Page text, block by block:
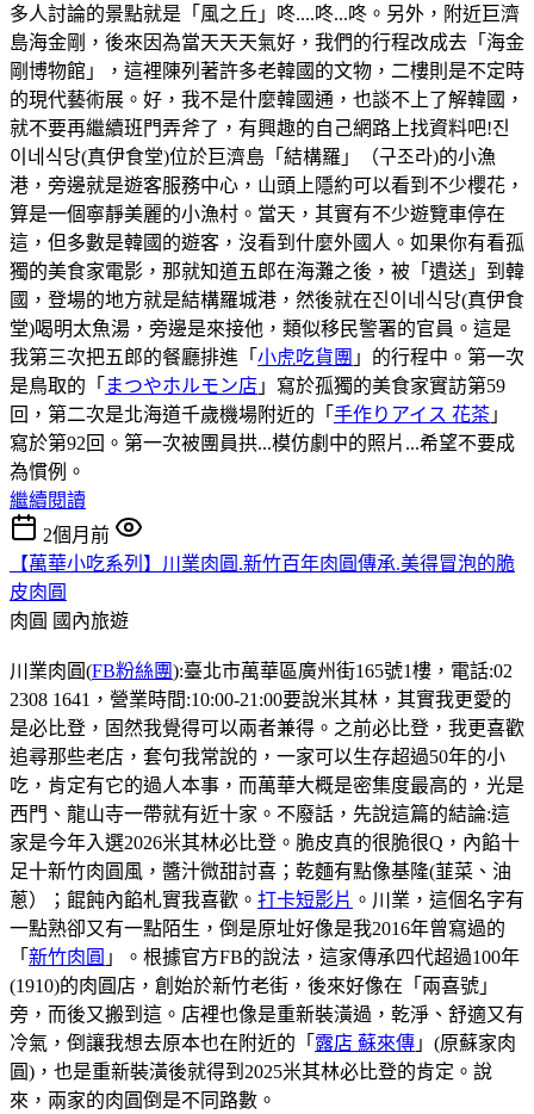
多人討論的景點就是「風之丘」咚....咚...咚。另外，附近巨濟
島海金剛，後來因為當天天天氣好，我們的行程改成去「海金
剛博物館」，這裡陳列著許多老韓國的文物，二樓則是不定時
的現代藝術展。好，我不是什麼韓國通，也談不上了解韓國，
就不要再繼續班門弄斧了，有興趣的自己網路上找資料吧!진
이네식당(真伊食堂)位於巨濟島「結構羅」（구조라)的小漁
港，旁邊就是遊客服務中心，山頭上隱約可以看到不少櫻花，
算是一個寧靜美麗的小漁村。當天，其實有不少遊覽車停在
這，但多數是韓國的遊客，沒看到什麼外國人。如果你有看孤
獨的美食家電影，那就知道五郎在海灘之後，被「遺送」到韓
國，登場的地方就是結構羅城港，然後就在진이네식당(真伊食
堂)喝明太魚湯，旁邊是來接他，類似移民警署的官員。這是
我第三次把五郎的餐廳排進「 小虎吃貨團 」的行程中。第一次
是鳥取的「 まつやホルモン店 」寫於孤獨的美食家實訪第59
回，第二次是北海道千歲機場附近的「 手作りアイス 花茶 」
寫於第92回。第一次被團員拱...模仿劇中的照片...希望不要成
為慣例。
繼續閱讀
2個月前
【萬華小吃系列】川業肉圓.新竹百年肉圓傳承.美得冒泡的脆
皮肉圓
肉圓 國內旅遊
川業肉圓(FB粉絲團):臺北市萬華區廣州街165號1樓，電話:02
2308 1641，營業時間:10:00-21:00要說米其林，其實我更愛的
是必比登，固然我覺得可以兩者兼得。之前必比登，我更喜歡
追尋那些老店，套句我常說的，一家可以生存超過50年的小
吃，肯定有它的過人本事，而萬華大概是密集度最高的，光是
西門、龍山寺一帶就有近十家。不廢話，先說這篇的結論:這
家是今年入選2026米其林必比登。脆皮真的很脆很Q，內餡十
足十新竹肉圓風，醬汁微甜討喜；乾麵有點像基隆(韮菜、油
蔥）；餛飩內餡札實我喜歡。 打卡短影片 。川業，這個名字有
一點熟卻又有一點陌生，倒是原址好像是我2016年曾寫過的
「 新竹肉圓 」。根據官方FB的說法，這家傳承四代超過100年
(1910)的肉圓店，創始於新竹老街，後來好像在「兩喜號」
旁，而後又搬到這。店裡也像是重新裝潢過，乾淨、舒適又有
冷氣，倒讓我想去原本也在附近的「 露店 蘇來傳 」(原蘇家肉
圓)，也是重新裝潢後就得到2025米其林必比登的肯定。說
來，兩家的肉圓倒是不同路數。